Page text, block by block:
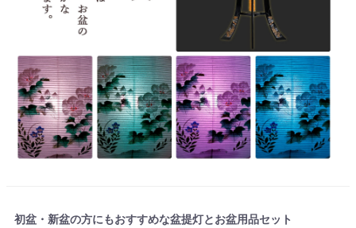
初盆・新盆の方にもおすすめな盆提灯とお盆用品セット